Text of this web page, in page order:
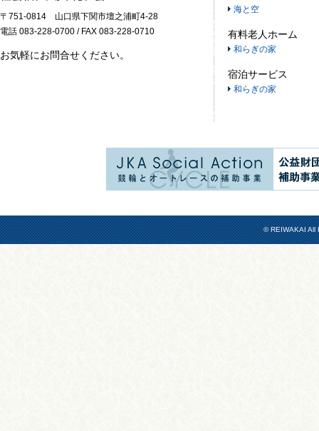
〒751-0814 山口県下関市壇之浦町4-28
電話 083-228-0700 / FAX 083-228-0710
お気軽にお問合せください。
海と空
有料老人ホーム
和らぎの家
宿泊サービス
和らぎの家
© REIWAKAI All